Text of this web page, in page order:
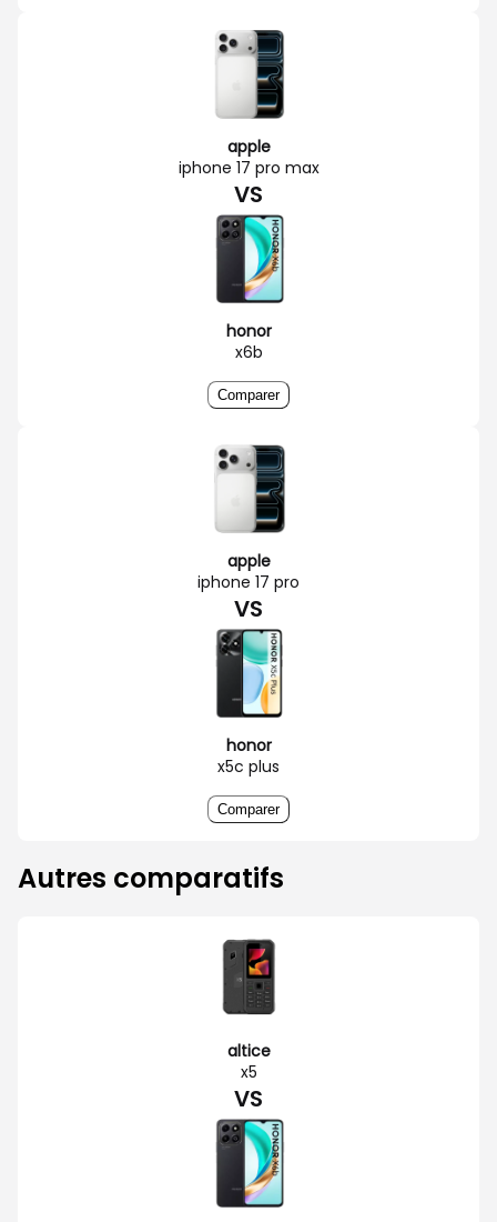
apple
iphone 17 pro max
VS
honor
x6b
Comparer
apple
iphone 17 pro
VS
honor
x5c plus
Comparer
Autres comparatifs
altice
x5
VS